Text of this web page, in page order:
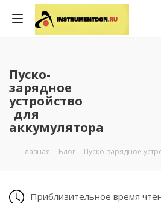
Пуско-
зарядное
устройство
для
аккумулятора
Главная - Блог - Пуско-зарядное
Приблизительное время